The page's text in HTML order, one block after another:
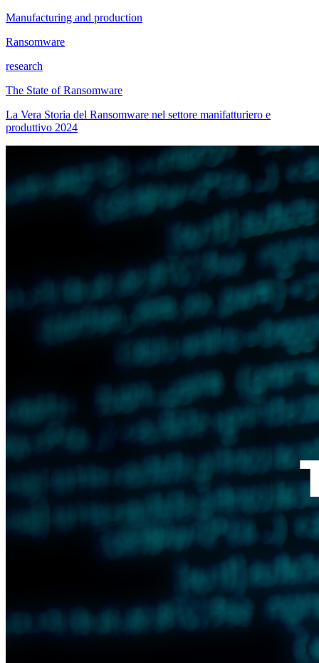
Manufacturing and production
Ransomware
research
The State of Ransomware
La Vera Storia del Ransomware nel settore manifatturiero e
produttivo 2024